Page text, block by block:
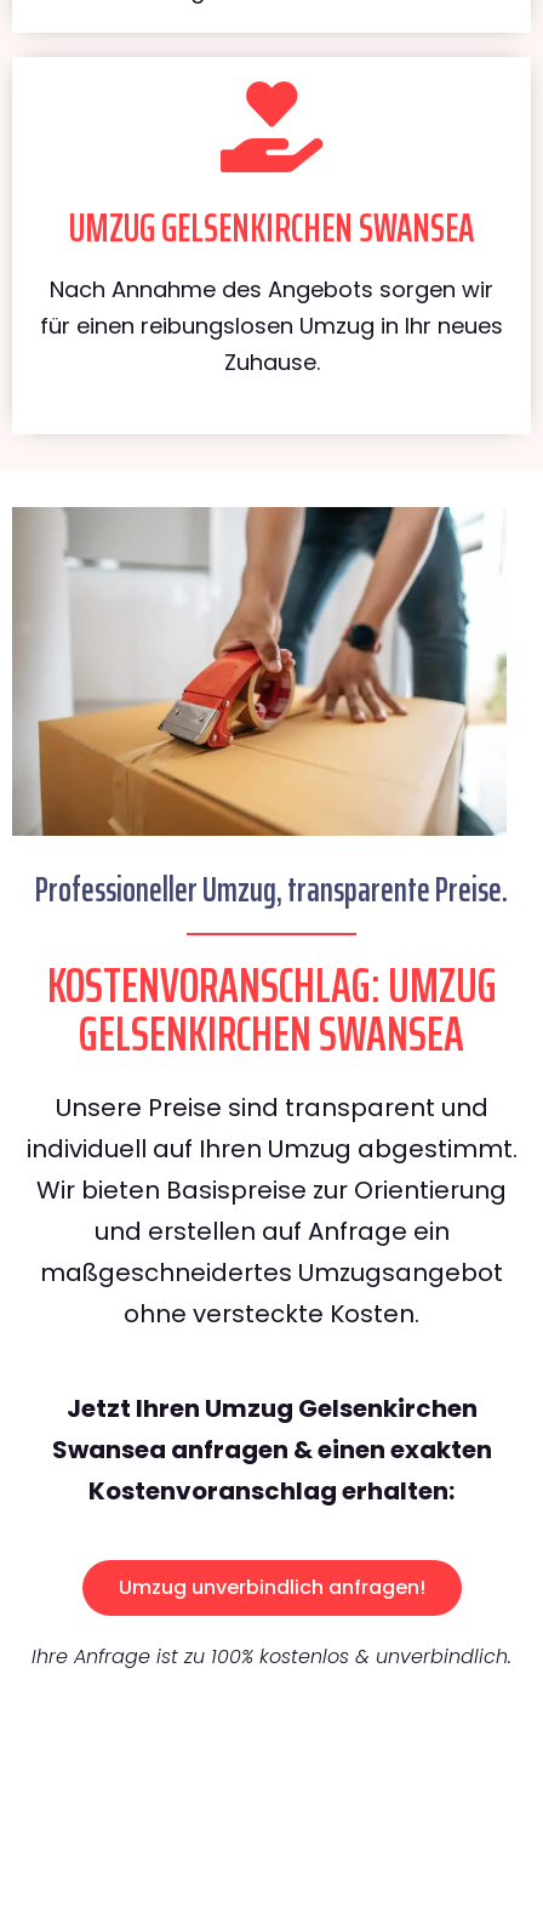
UMZUG GELSENKIRCHEN SWANSEA
Nach Annahme des Angebots sorgen wir
für einen reibungslosen Umzug in Ihr neues
Zuhause.
Professioneller Umzug, transparente Preise.
KOSTENVORANSCHLAG: UMZUG
GELSENKIRCHEN SWANSEA
Unsere Preise sind transparent und
individuell auf Ihren Umzug abgestimmt.
Wir bieten Basispreise zur Orientierung
und erstellen auf Anfrage ein
maßgeschneidertes Umzugsangebot
ohne versteckte Kosten.
Jetzt Ihren Umzug Gelsenkirchen
Swansea anfragen & einen exakten
Kostenvoranschlag erhalten:
Umzug unverbindlich anfragen!
Ihre Anfrage ist zu 100% kostenlos & unverbindlich.